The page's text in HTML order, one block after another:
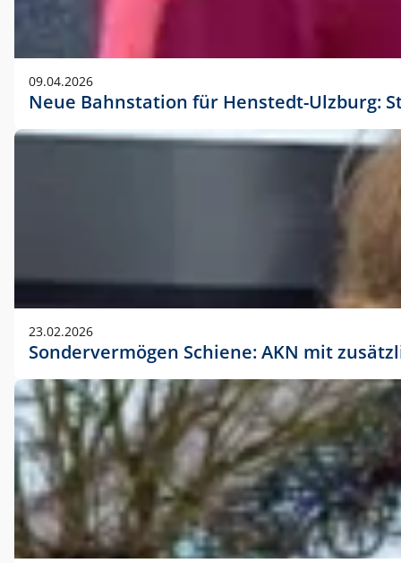
09.04.2026
Neue Bahnstation für Henstedt-Ulzburg:
23.02.2026
Sondervermögen Schiene: AKN mit